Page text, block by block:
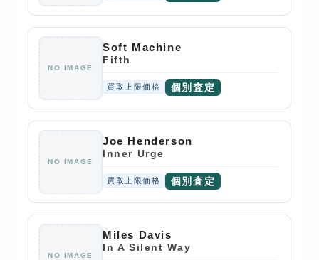
NO IMAGE
Soft Machine
Fifth
買取上限価格 個別査定
NO IMAGE
Joe Henderson
Inner Urge
買取上限価格 個別査定
NO IMAGE
Miles Davis
In A Silent Way